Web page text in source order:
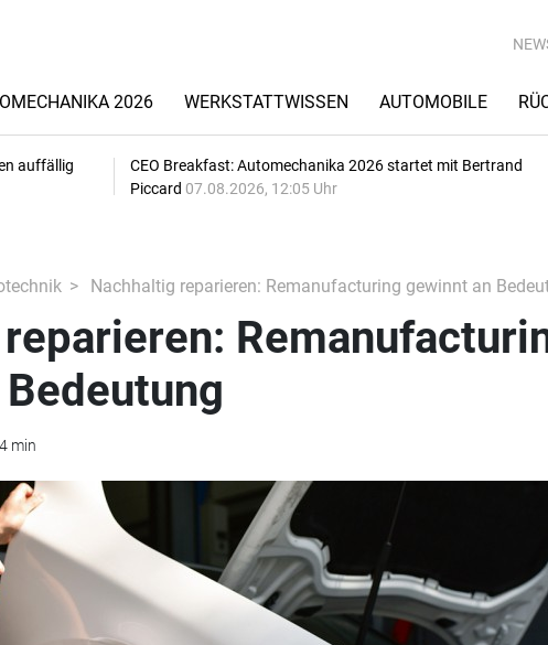
2026 WERKSTATTWISSEN AUTOMOBILE
auffällig
CEO Breakfast: Automechanika 2026 startet mit Bertrand
Piccard 07.08.2026, 12:05 Uhr
Nachhaltig reparieren: Remanufacturing gewinnt an
min